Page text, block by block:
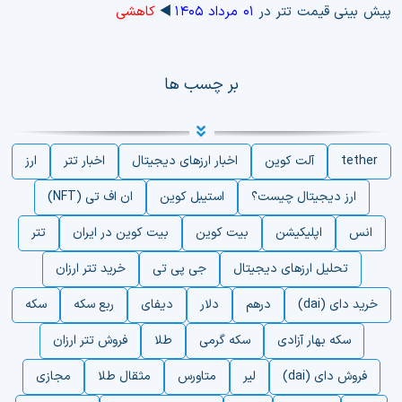
پیش بینی قیمت تتر در ۰۱ مرداد ۱۴۰۵ ◀️ کاهشی
بر چسب ها
tether آلت کوین اخبار ارزهای دیجیتال اخبار تتر
ارز
ارز دیجیتال چیست؟
استیبل کوین
ان اف تی (NFT)
انس
اپلیکیشن بیت کوین بیت کوین در ایران
تتر
تحلیل ارزهای دیجیتال
جی پی تی
خرید تتر ارزان
خرید دای (dai)
درهم دلار دیفای ربع سکه
سکه
سکه بهار آزادی
سکه گرمی طلا
فروش تتر ارزان
فروش دای (dai)
لیر متاورس مثقال طلا مجازی